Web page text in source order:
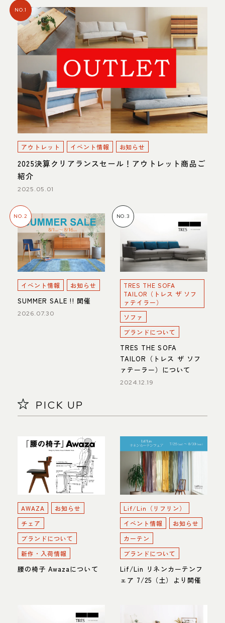
NO.1
アウトレット イベント情報 お知らせ
2025決算クリアランスセール！アウトレット商品ご
紹介
2025.05.01
NO.2
イベント情報 お知らせ
SUMMER SALE !! 開催
2026.07.30
NO.3
TRES THE SOFA
TAILOR（トレス ザ ソフ
ァテイラー）
ソファ
ブランドについて
TRES THE SOFA
TAILOR（トレス ザ ソフ
ァテーラー）について
2024.12.19
PICK UP
AWAZA
お知らせ
チェア
ブランドについて
新作・入荷情報
腰の椅子 Awazaについて
Lif/Lin（リフリン）
イベント情報
お知らせ
カーテン
ブランドについて
Lif/Lin リネンカーテンフ
ェア 7/25（土）より開催